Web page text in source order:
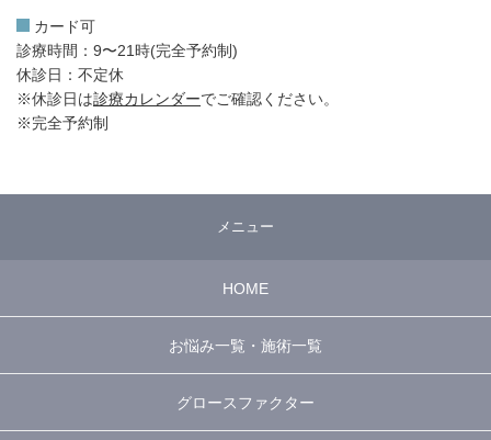
カード可
診療時間：9〜21時(完全予約制)
休診日：不定休
※休診日は診療カレンダーでご確認ください。
※完全予約制
メニュー
HOME
お悩み一覧・施術一覧
グロースファクター